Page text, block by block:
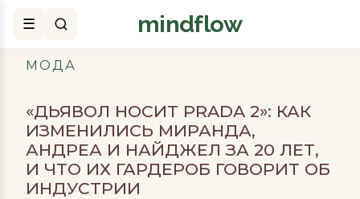
Поиск mindflow
МОДА
«ДЬЯВОЛ НОСИТ PRADA 2»: КАК
ИЗМЕНИЛИСЬ МИРАНДА,
АНДРЕА И НАЙДЖЕЛ ЗА 20 ЛЕТ,
И ЧТО ИХ ГАРДЕРОБ ГОВОРИТ ОБ
ИНДУСТРИИ